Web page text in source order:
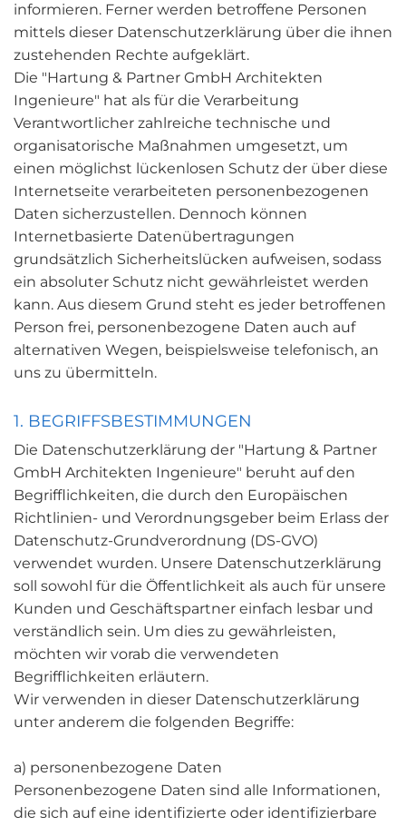
informieren. Ferner werden betroffene Personen
mittels dieser Datenschutzerklärung über die ihnen
zustehenden Rechte aufgeklärt.
Die "Hartung & Partner GmbH Architekten
Ingenieure" hat als für die Verarbeitung
Verantwortlicher zahlreiche technische und
organisatorische Maßnahmen umgesetzt, um
einen möglichst lückenlosen Schutz der über diese
Internetseite verarbeiteten personenbezogenen
Daten sicherzustellen. Dennoch können
Internetbasierte Datenübertragungen
grundsätzlich Sicherheitslücken aufweisen, sodass
ein absoluter Schutz nicht gewährleistet werden
kann. Aus diesem Grund steht es jeder betroffenen
Person frei, personenbezogene Daten auch auf
alternativen Wegen, beispielsweise telefonisch, an
uns zu übermitteln.
1. BEGRIFFSBESTIMMUNGEN
Die Datenschutzerklärung der "Hartung & Partner
GmbH Architekten Ingenieure" beruht auf den
Begrifflichkeiten, die durch den Europäischen
Richtlinien- und Verordnungsgeber beim Erlass der
Datenschutz-Grundverordnung (DS-GVO)
verwendet wurden. Unsere Datenschutzerklärung
soll sowohl für die Öffentlichkeit als auch für unsere
Kunden und Geschäftspartner einfach lesbar und
verständlich sein. Um dies zu gewährleisten,
möchten wir vorab die verwendeten
Begrifflichkeiten erläutern.
Wir verwenden in dieser Datenschutzerklärung
unter anderem die folgenden Begriffe:
a) personenbezogene Daten
Personenbezogene Daten sind alle Informationen,
die sich auf eine identifizierte oder identifizierbare